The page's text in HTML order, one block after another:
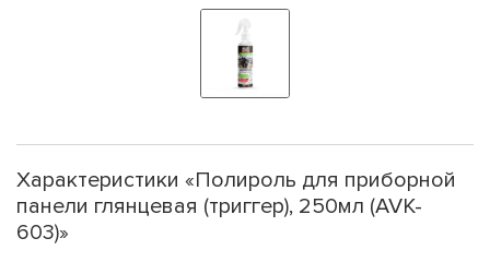
Характеристики «Полироль для приборной
панели глянцевая (триггер), 250мл (AVK-
603)»